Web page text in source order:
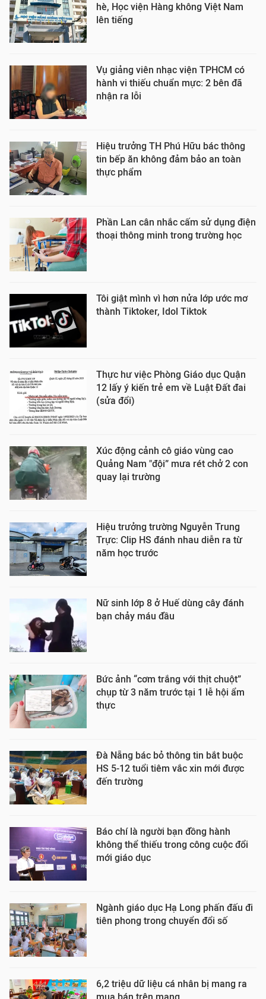
hè, Học viện Hàng không Việt Nam
lên tiếng
Vụ giảng viên nhạc viện TPHCM có
hành vi thiếu chuẩn mực: 2 bên đã
nhận ra lỗi
Hiệu trưởng TH Phú Hữu bác thông
tin bếp ăn không đảm bảo an toàn
thực phẩm
Phần Lan cân nhắc cấm sử dụng điện
thoại thông minh trong trường học
Tôi giật mình vì hơn nửa lớp ước mơ
thành Tiktoker, Idol Tiktok
Thực hư việc Phòng Giáo dục Quận
12 lấy ý kiến trẻ em về Luật Đất đai
(sửa đổi)
Xúc động cảnh cô giáo vùng cao
Quảng Nam "đội” mưa rét chở 2 con
quay lại trường
Hiệu trưởng trường Nguyễn Trung
Trực: Clip HS đánh nhau diễn ra từ
năm học trước
Nữ sinh lớp 8 ở Huế dùng cây đánh
bạn chảy máu đầu
Bức ảnh “cơm trắng với thịt chuột”
chụp từ 3 năm trước tại 1 lễ hội ẩm
thực
Đà Nẵng bác bỏ thông tin bắt buộc
HS 5-12 tuổi tiêm vắc xin mới được
đến trường
Báo chí là người bạn đồng hành
không thể thiếu trong công cuộc đổi
mới giáo dục
Ngành giáo dục Hạ Long phấn đấu đi
tiên phong trong chuyển đổi số
6,2 triệu dữ liệu cá nhân bị mang ra